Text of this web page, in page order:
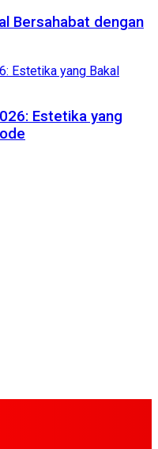
Bersahabat dengan
Estetika yang